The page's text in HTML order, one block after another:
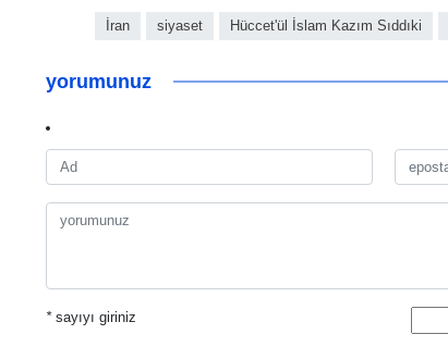
İran siyaset Hüccet'ül İslam Kazım Sıddıki
yorumunuz
*sayıyı giriniz